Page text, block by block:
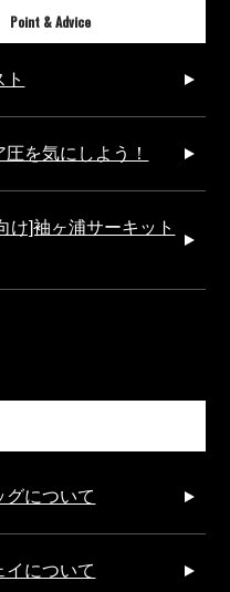
Point & Advice
を気にしよう！
け]袖ヶ浦サーキット
グについて
イについて